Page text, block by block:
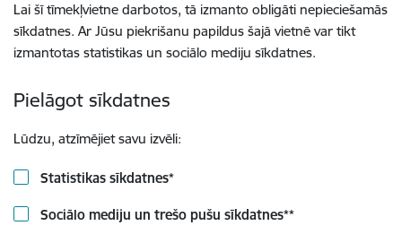
Lai šī tīmekļvietne darbotos, tā izmanto obligāti nepieciešamās
sīkdatnes. Ar Jūsu piekrišanu papildus šajā vietnē var tikt
izmantotas statistikas un sociālo mediju sīkdatnes.
Pielāgot sīkdatnes
Lūdzu, atzīmējiet savu izvēli:
Statistikas sīkdatnes*
Sociālo mediju un trešo pušu sīkdatnes**